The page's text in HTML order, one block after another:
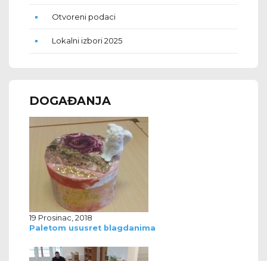
Otvoreni podaci
Lokalni izbori 2025
DOGAĐANJA
19 Prosinac, 2018
Paletom ususret blagdanima